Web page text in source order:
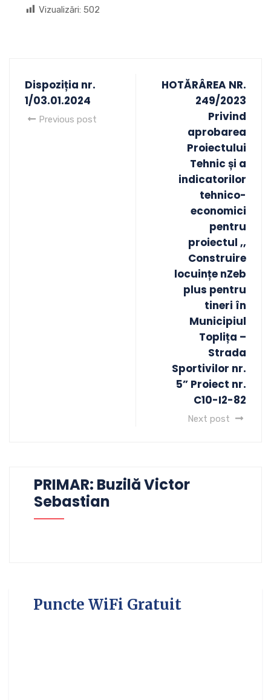
Vizualizări: 502
Dispoziția nr.
1/03.01.2024
Previous post
HOTĂRÂREA NR.
249/2023
Privind
aprobarea
Proiectului
Tehnic și a
indicatorilor
tehnico-
economici
pentru
proiectul ,,
Construire
locuințe nZeb
plus pentru
tineri în
Municipiul
Toplița –
Strada
Sportivilor nr.
5” Proiect nr.
C10-I2-82
Next post
PRIMAR: Buzilă Victor
Sebastian
Puncte WiFi Gratuit